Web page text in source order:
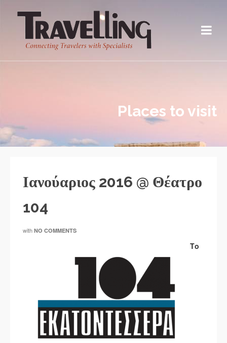
Places to visit
Ιανούαριος 2016 @ Θέατρο
104
with NO COMMENTS
Το